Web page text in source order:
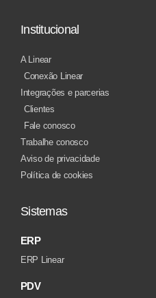
Institucional
A Linear
Conexão Linear
Integrações e parcerias
Clientes
Fale conosco
Trabalhe conosco
Aviso de privacidade
Política de cookies
Sistemas
ERP
ERP Linear
PDV